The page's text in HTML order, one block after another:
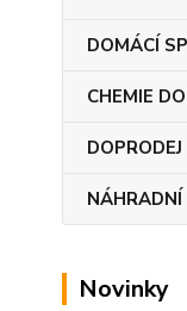
DOMÁCÍ
CHEMIE
NÁHRADNÍ
Novinky